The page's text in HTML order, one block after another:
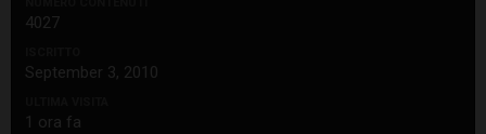
4027
September 3, 2010
1 ora fa